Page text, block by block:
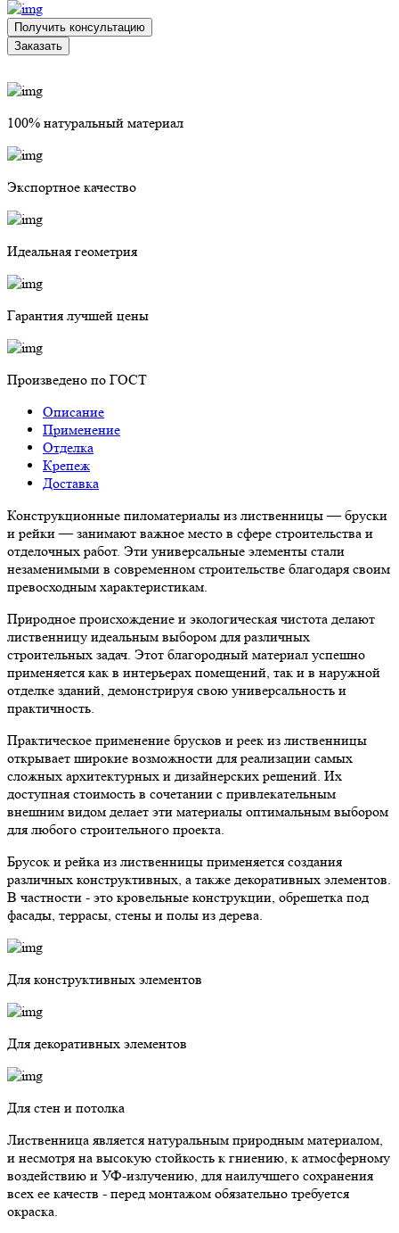
Получить консультацию
Заказать
100% натуральный материал
Экспортное качество
Идеальная геометрия
Гарантия лучшей цены
Произведено по ГОСТ
Описание
Применение
Отделка
Крепеж
Доставка
Конструкционные пиломатериалы из лиственницы — бруски
и рейки — занимают важное место в сфере строительства и
отделочных работ. Эти универсальные элементы стали
незаменимыми в современном строительстве благодаря своим
превосходным характеристикам.
Природное происхождение и экологическая чистота делают
лиственницу идеальным выбором для различных
строительных задач. Этот благородный материал успешно
применяется как в интерьерах помещений, так и в наружной
отделке зданий, демонстрируя свою универсальность и
практичность.
Практическое применение брусков и реек из лиственницы
открывает широкие возможности для реализации самых
сложных архитектурных и дизайнерских решений. Их
доступная стоимость в сочетании с привлекательным
внешним видом делает эти материалы оптимальным выбором
для любого строительного проекта.
Брусок и рейка из лиственницы применяется создания
различных конструктивных, а также декоративных элементов.
В частности - это кровельные конструкции, обрешетка под
фасады, террасы, стены и полы из дерева.
Для конструктивных элементов
Для декоративных элементов
Для стен и потолка
Лиственница является натуральным природным материалом,
и несмотря на высокую стойкость к гниению, к атмосферному
воздействию и УФ-излучению, для наилучшего сохранения
всех ее качеств - перед монтажом обязательно требуется
окраска.